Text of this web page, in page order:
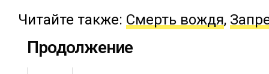
Читайте также: Смерть вождя,
Продолжение